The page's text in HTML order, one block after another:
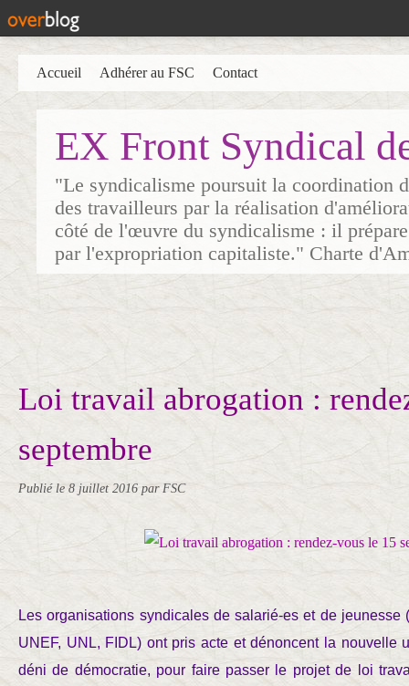
EX Front Syndical
"Le syndicalisme poursuit la coordination
des travailleurs par la réalisation
côté de l'œuvre du syndicalisme : il
par l'expropriation capitaliste." Charte
Accueil Adhérer au FSC Contact
Loi travail abrogation :
septembre
Publié le 8 juillet 2016 par FSC
Les organisations syndicales de salarié-es et de jeunesse
UNEF, UNL, FIDL) ont pris acte et dénoncent la nouvelle
déni de démocratie, pour faire passer le projet de loi